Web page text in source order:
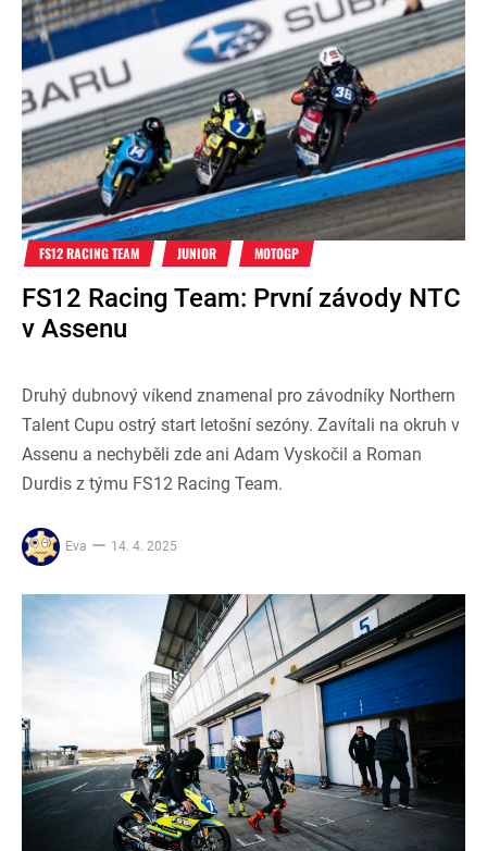
FS12 RACING TEAM JUNIOR MOTOGP
FS12 Racing Team: První závody NTC
v Assenu
Druhý dubnový víkend znamenal pro závodníky Northern
Talent Cupu ostrý start letošní sezóny. Zavítali na okruh v
Assenu a nechyběli zde ani Adam Vyskočil a Roman
Durdis z týmu FS12 Racing Team.
Eva 14. 4. 2025